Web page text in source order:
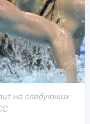
на следующих